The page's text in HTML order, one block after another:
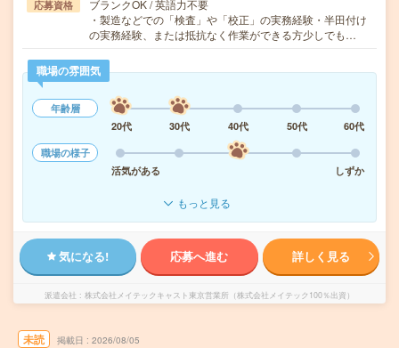
応募資格
ブランクOK / 英語力不要
・製造などでの「検査」や「校正」の実務経験・半田付け
の実務経験、または抵抗なく作業ができる方少しでも…
職場の雰囲気
年齢層
20代
30代 40代 50代
60代
職場の様子
活気がある
しずか
もっと見る
気になる! 応募へ進む 詳しく見る
派遣会社 株式会社メイテックキャスト東京営業所（株式会社メイテック100％出資）
未読 掲載日 2026/08/05